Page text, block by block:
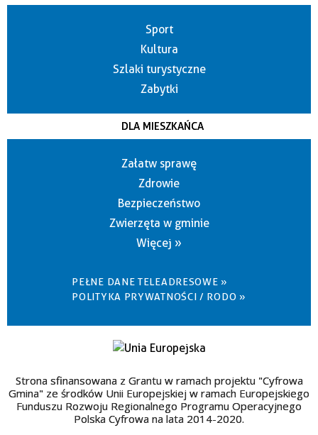
Sport
Kultura
Szlaki turystyczne
Zabytki
DLA MIESZKAŃCA
Załatw sprawę
Zdrowie
Bezpieczeństwo
Zwierzęta w gminie
Więcej »
PEŁNE DANE TELEADRESOWE »
POLITYKA PRYWATNOŚCI / RODO »
Strona sfinansowana z Grantu w ramach projektu "Cyfrowa
Gmina" ze środków Unii Europejskiej w ramach Europejskiego
Funduszu Rozwoju Regionalnego Programu Operacyjnego
Polska Cyfrowa na lata 2014-2020.